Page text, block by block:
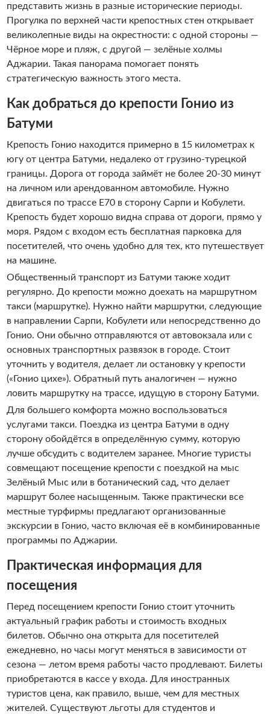
представить жизнь в разные исторические периоды.
Прогулка по верхней части крепостных стен открывает
великолепные виды на окрестности: с одной стороны —
Чёрное море и пляж, с другой — зелёные холмы
Аджарии. Такая панорама помогает понять
стратегическую важность этого места.
Как добраться до крепости Гонио из
Батуми
Крепость Гонио находится примерно в 15 километрах к
югу от центра Батуми, недалеко от грузино-турецкой
границы. Дорога от города займёт не более 20-30 минут
на личном или арендованном автомобиле. Нужно
двигаться по трассе Е70 в сторону Сарпи и Кобулети.
Крепость будет хорошо видна справа от дороги, прямо у
моря. Рядом с входом есть бесплатная парковка для
посетителей, что очень удобно для тех, кто путешествует
на машине.
Общественный транспорт из Батуми также ходит
регулярно. До крепости можно доехать на маршрутном
такси (маршрутке). Нужно найти маршрутки, следующие
в направлении Сарпи, Кобулети или непосредственно до
Гонио. Они обычно отправляются от автовокзала или с
основных транспортных развязок в городе. Стоит
уточнить у водителя, делает ли остановку у крепости
(«Гонио цихе»). Обратный путь аналогичен — нужно
ловить маршрутку на трассе, идущую в сторону Батуми.
Для большего комфорта можно воспользоваться
услугами такси. Поездка из центра Батуми в одну
сторону обойдётся в определённую сумму, которую
лучше обсудить с водителем заранее. Многие туристы
совмещают посещение крепости с поездкой на мыс
Зелёный Мыс или в ботанический сад, что делает
маршрут более насыщенным. Также практически все
местные турфирмы предлагают организованные
экскурсии в Гонио, часто включая её в комбинированные
программы по Аджарии.
Практическая информация для
посещения
Перед посещением крепости Гонио стоит уточнить
актуальный график работы и стоимость входных
билетов. Обычно она открыта для посетителей
ежедневно, но часы могут меняться в зависимости от
сезона — летом время работы часто продлевают. Билеты
приобретаются в кассе у входа. Для иностранных
туристов цена, как правило, выше, чем для местных
жителей. Существуют льготы для студентов и